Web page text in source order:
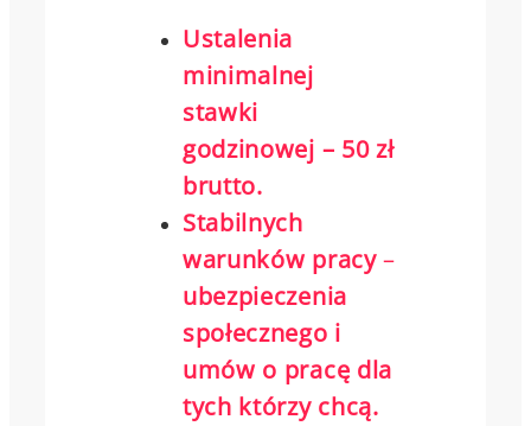
Ustalenia
minimalnej
stawki
godzinowej – 50 zł
brutto.
Stabilnych
warunków pracy–
ubezpieczenia
społecznego i
umów o pracę dla
tych którzy chcą.